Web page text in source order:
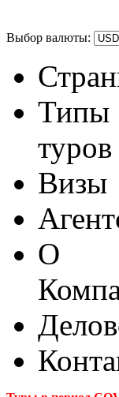
Выбор валюты:
Типы
туров
Визы
О